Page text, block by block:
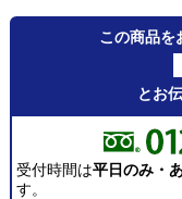
この商品を
とお
受付時間は平日のみ・
す。